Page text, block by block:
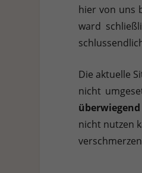
hier von uns
ward
Die aktuelle
nicht
nicht nutzen
Alle akzeptieren
Essenzielle Cookies ermöglichen
Statistiken (1)
Statistik Cookies erfassen